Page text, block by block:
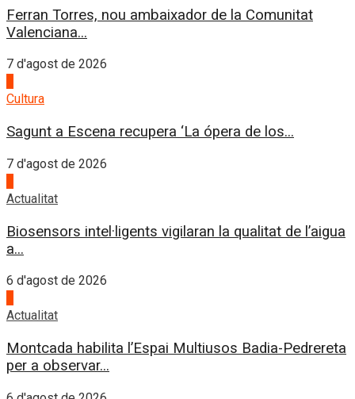
Ferran Torres, nou ambaixador de la Comunitat
Valenciana...
7 d'agost de 2026
Cultura
Sagunt a Escena recupera ‘La ópera de los...
7 d'agost de 2026
Actualitat
Biosensors intel·ligents vigilaran la qualitat de l’aigua
a...
6 d'agost de 2026
Actualitat
Montcada habilita l’Espai Multiusos Badia-Pedrereta
per a observar...